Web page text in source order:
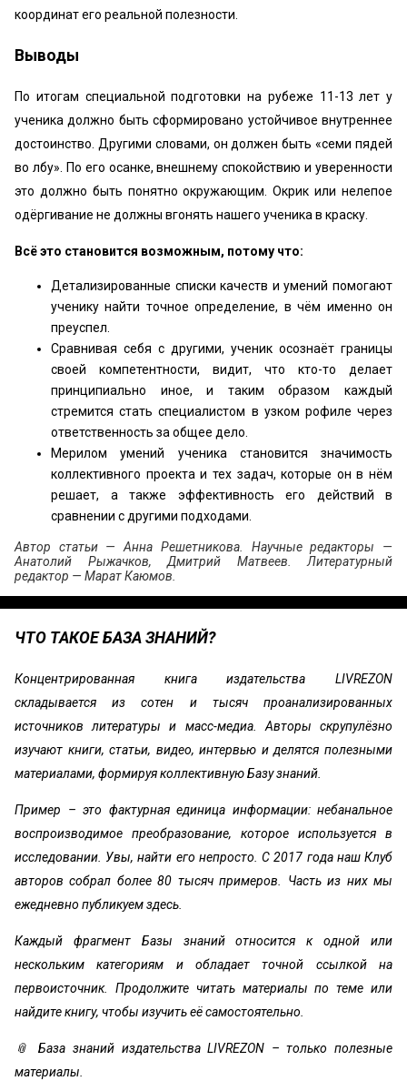
координат его реальной полезности.
Выводы
По итогам специальной подготовки на рубеже 11-13 лет у
ученика должно быть сформировано устойчивое внутреннее
достоинство. Другими словами, он должен быть «семи пядей
во лбу». По его осанке, внешнему спокойствию и уверенности
это должно быть понятно окружающим. Окрик или нелепое
одёргивание не должны вгонять нашего ученика в краску.
Всё это становится возможным, потому что:
Детализированные списки качеств и умений помогают
ученику найти точное определение, в чём именно он
преуспел.
Сравнивая себя с другими, ученик осознаёт границы
своей компетентности, видит, что кто-то делает
принципиально иное, и таким образом каждый
стремится стать специалистом в узком рофиле через
ответственность за общее дело.
Мерилом умений ученика становится значимость
коллективного проекта и тех задач, которые он в нём
решает, а также эффективность его действий в
сравнении с другими подходами.
Автор статьи — Анна Решетникова. Научные редакторы —
Анатолий Рыжачков, Дмитрий Матвеев. Литературный
редактор — Марат Каюмов.
ЧТО ТАКОЕ БАЗА ЗНАНИЙ?
Концентрированная книга издательства LIVREZON
складывается из сотен и тысяч проанализированных
источников литературы и масс-медиа. Авторы скрупулёзно
изучают книги, статьи, видео, интервью и делятся полезными
материалами, формируя коллективную Базу знаний.
Пример – это фактурная единица информации: небанальное
воспроизводимое преобразование, которое используется в
исследовании. Увы, найти его непросто. С 2017 года наш Клуб
авторов собрал более 80 тысяч примеров. Часть из них мы
ежедневно публикуем здесь.
Каждый фрагмент Базы знаний относится к одной или
нескольким категориям и обладает точной ссылкой на
первоисточник. Продолжите читать материалы по теме или
найдите книгу, чтобы изучить её самостоятельно.
📎 База знаний издательства LIVREZON – только полезные
материалы.